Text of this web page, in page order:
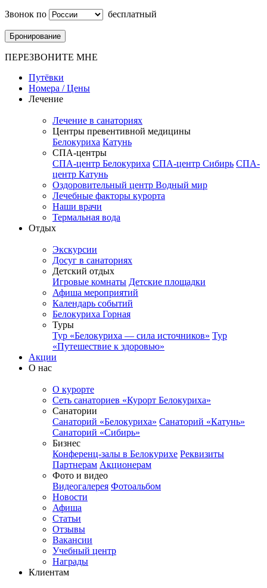
Звонок по
бесплатный
Бронирование
ПЕРЕЗВОНИТЕ МНЕ
Путёвки
Номера / Цены
Лечение
Лечение в санаториях
Центры превентивной медицины
Белокуриха Катунь
СПА-центры
СПА-центр Белокуриха СПА-центр Сибирь СПА-
центр Катунь
Оздоровительный центр Водный мир
Лечебные факторы курорта
Наши врачи
Термальная вода
Отдых
Экскурсии
Досуг в санаториях
Детский отдых
Игровые комнаты Детские площадки
Афиша мероприятий
Календарь событий
Белокуриха Горная
Туры
Тур «Белокуриха — сила источников» Тур
«Путешествие к здоровью»
Акции
О нас
О курорте
Сеть санаториев «Курорт Белокуриха»
Санатории
Санаторий «Белокуриха» Санаторий «Катунь»
Санаторий «Сибирь»
Бизнес
Конференц-залы в Белокурихе Реквизиты
Партнерам Акционерам
Фото и видео
Видеогалерея Фотоальбом
Новости
Афиша
Статьи
Отзывы
Вакансии
Учебный центр
Награды
Клиентам